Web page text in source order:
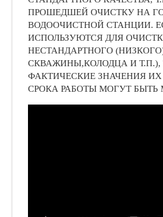
ПРОШЕДШЕЙ ОЧИСТКУ НА
ВОДООЧИСТНОЙ СТАНЦИИ.
ИСПОЛЬЗУЮТСЯ ДЛЯ
НЕСТАНДАРТНОГО
СКВАЖИНЫ,КОЛОДЦА И Т.П.),
ФАКТИЧЕСКИЕ ЗНАЧЕНИЯ ИХ
СРОКА РАБОТЫ МОГУТ БЫТЬ